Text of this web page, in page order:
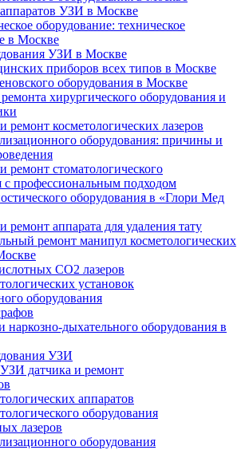
УЗИ в Москве
оборудование: техническое
в Москве
УЗИ в Москве
приборов всех типов в Москве
оборудования в Москве
хирургического оборудования и
ремонт косметологических лазеров
оборудования: причины и
ремонт стоматологического
с профессиональным подходом
оборудования в «Глори Мед
ремонт аппарата для удаления тату
ремонт манипул косметологических
CO2 лазеров
установок
оборудования
дыхательного оборудования в
УЗИ
датчика и ремонт
аппаратов
оборудования
лазеров
оборудования